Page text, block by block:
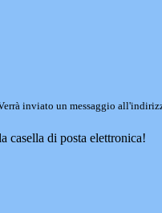
inviato un messaggio
casella di posta elettronica!